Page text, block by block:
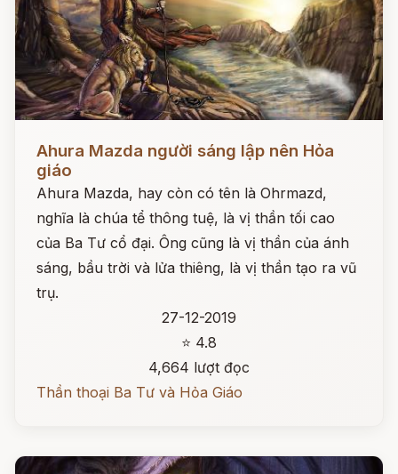
Ahura Mazda người sáng lập nên Hỏa
giáo
Ahura Mazda, hay còn có tên là Ohrmazd,
nghĩa là chúa tể thông tuệ, là vị thần tối cao
của Ba Tư cổ đại. Ông cũng là vị thần của ánh
sáng, bầu trời và lửa thiêng, là vị thần tạo ra vũ
trụ.
27-12-2019
⭐ 4.8
4,664 lượt đọc
Thần thoại Ba Tư và Hỏa Giáo